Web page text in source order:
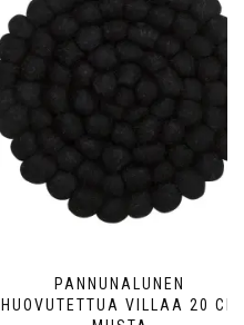
PANNUNALUNEN
HUOVUTETTUA VILLAA 20 CM